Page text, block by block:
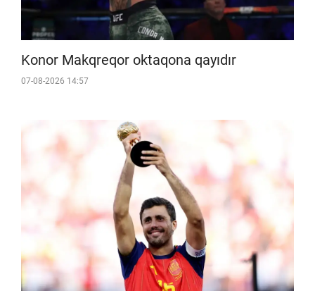
Konor Makqreqor oktaqona qayıdır
07-08-2026 14:57